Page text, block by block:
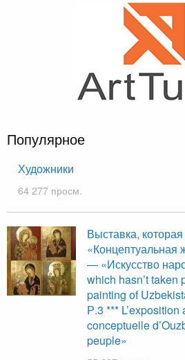
Популярное
Художники
64 277 просм.
Выставка,
«Концептуальная
— «Искусство
which hasn’t
painting of
Р.3 ***
conceptuelle
peuple»